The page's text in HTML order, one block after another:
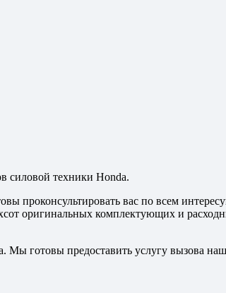
силовой техники Honda.
проконсультировать вас по всем
оригинальных комплектующих и
Мы готовы предоставить услугу вызова